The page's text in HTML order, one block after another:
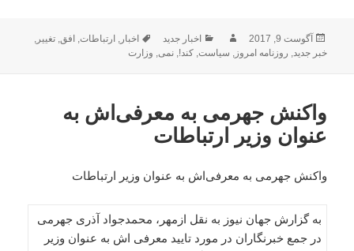
ارسال
شده
آگوست 9, 2017 نویسندهدسته‌ها
اخبار جدید برچسب‌ها
اخبار, ارتباطات, افق,تغییر,
خبر جدید, روزنامه امروز, سیاست,کند!,نمی, وزارت
واکنش جهرمی به معرفی‌اش به
عنوان وزیر ارتباطات
واکنش جهرمی به معرفی‌اش به عنوان وزیر ارتباطات
به گزارش جهان نیوز به نقل ازمهر، محمدجواد آذری جهرمی
در جمع خبرنگاران در مورد تایید معرفی اش به عنوان وزیر